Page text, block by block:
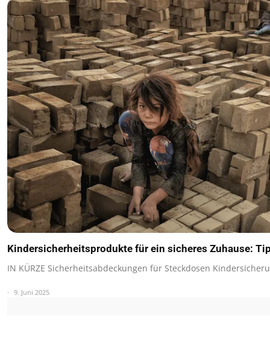
Kindersicherheitsprodukte für ein sicheres Zuhause:
IN KÜRZE Sicherheitsabdeckungen für Steckdosen
9. Juni 2025